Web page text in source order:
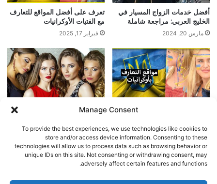
Manage Consent
To provide the best experiences, we use technologies like cookies to
store and/or access device information. Consenting to these
technologies will allow us to process data such as browsing behavior or
unique IDs on this site. Not consenting or withdrawing consent, may
adversely affect certain features and functions.
أفضل خدمات الزواج المسيار في
الخليج العربي: مراجعة شاملة
مارس 20, 2024
تعرف على أفضل المواقع للتعارف
مع الفتيات الأوكرانيات
فبراير 17, 2025
افضل مواقع لتعارف و الزواج من
مارس 6, 2024
افضل مواقع للتعارف و الزواج من
مارس 6, 2024
اترك تعليقاً